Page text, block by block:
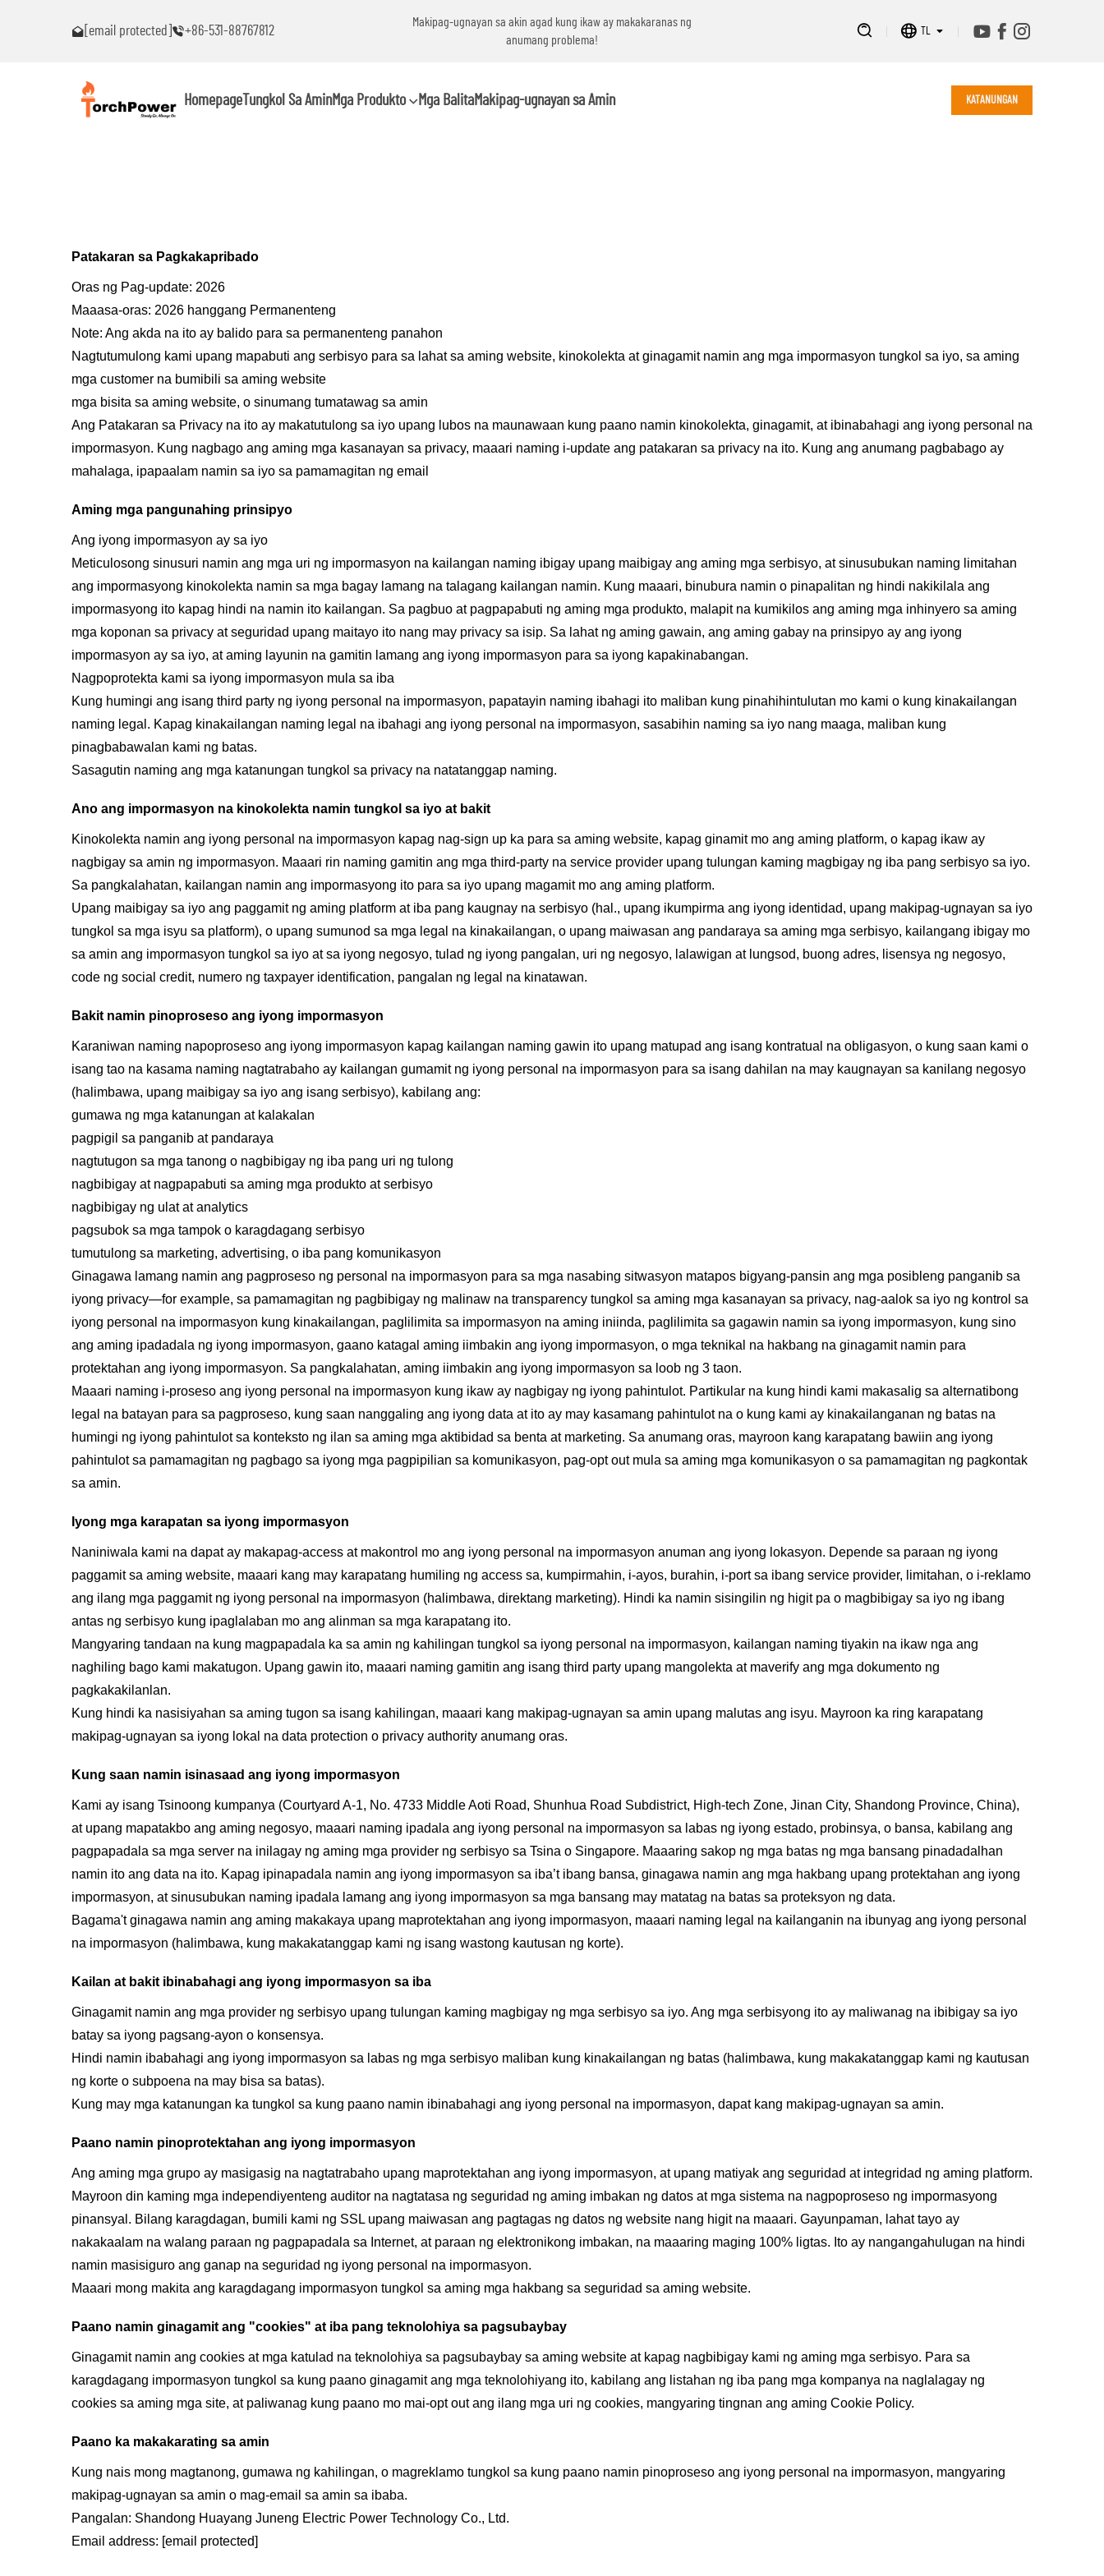
[email protected] +86-531-88767812
Makipag-ugnayan sa akin agad kung ikaw ay makakaranas ng
Makipag-ugnayan sa akin agad kung ikaw ay makakaranas ng
anumang problema!
TL
HomepageTungkol Sa AminMga Produkto Mga BalitaMakipag-ugnayan sa Amin KATANUNGAN
Patakaran sa Pagkakapribado
Oras ng Pag-update: 2026
Maaasa-oras: 2026 hanggang Permanenteng
Note: Ang akda na ito ay balido para sa permanenteng panahon
Nagtutumulong kami upang mapabuti ang serbisyo para sa lahat sa aming website, kinokolekta at ginagamit namin ang mga impormasyon tungkol sa iyo, sa aming
mga customer na bumibili sa aming website
mga bisita sa aming website, o sinumang tumatawag sa amin
Ang Patakaran sa Privacy na ito ay makatutulong sa iyo upang lubos na maunawaan kung paano namin kinokolekta, ginagamit, at ibinabahagi ang iyong personal na
impormasyon. Kung nagbago ang aming mga kasanayan sa privacy, maaari naming i-update ang patakaran sa privacy na ito. Kung ang anumang pagbabago ay
mahalaga, ipapaalam namin sa iyo sa pamamagitan ng email
Aming mga pangunahing prinsipyo
Ang iyong impormasyon ay sa iyo
Meticulosong sinusuri namin ang mga uri ng impormasyon na kailangan naming ibigay upang maibigay ang aming mga serbisyo, at sinusubukan naming limitahan
ang impormasyong kinokolekta namin sa mga bagay lamang na talagang kailangan namin. Kung maaari, binubura namin o pinapalitan ng hindi nakikilala ang
impormasyong ito kapag hindi na namin ito kailangan. Sa pagbuo at pagpapabuti ng aming mga produkto, malapit na kumikilos ang aming mga inhinyero sa aming
mga koponan sa privacy at seguridad upang maitayo ito nang may privacy sa isip. Sa lahat ng aming gawain, ang aming gabay na prinsipyo ay ang iyong
impormasyon ay sa iyo, at aming layunin na gamitin lamang ang iyong impormasyon para sa iyong kapakinabangan.
Nagpoprotekta kami sa iyong impormasyon mula sa iba
Kung humingi ang isang third party ng iyong personal na impormasyon, papatayin naming ibahagi ito maliban kung pinahihintulutan mo kami o kung kinakailangan
naming legal. Kapag kinakailangan naming legal na ibahagi ang iyong personal na impormasyon, sasabihin naming sa iyo nang maaga, maliban kung
pinagbabawalan kami ng batas.
Sasagutin naming ang mga katanungan tungkol sa privacy na natatanggap naming.
Ano ang impormasyon na kinokolekta namin tungkol sa iyo at bakit
Kinokolekta namin ang iyong personal na impormasyon kapag nag-sign up ka para sa aming website, kapag ginamit mo ang aming platform, o kapag ikaw ay
nagbigay sa amin ng impormasyon. Maaari rin naming gamitin ang mga third-party na service provider upang tulungan kaming magbigay ng iba pang serbisyo sa iyo.
Sa pangkalahatan, kailangan namin ang impormasyong ito para sa iyo upang magamit mo ang aming platform.
Upang maibigay sa iyo ang paggamit ng aming platform at iba pang kaugnay na serbisyo (hal., upang ikumpirma ang iyong identidad, upang makipag-ugnayan sa iyo
tungkol sa mga isyu sa platform), o upang sumunod sa mga legal na kinakailangan, o upang maiwasan ang pandaraya sa aming mga serbisyo, kailangang ibigay mo
sa amin ang impormasyon tungkol sa iyo at sa iyong negosyo, tulad ng iyong pangalan, uri ng negosyo, lalawigan at lungsod, buong adres, lisensya ng negosyo,
code ng social credit, numero ng taxpayer identification, pangalan ng legal na kinatawan.
Bakit namin pinoproseso ang iyong impormasyon
Karaniwan naming napoproseso ang iyong impormasyon kapag kailangan naming gawin ito upang matupad ang isang kontratual na obligasyon, o kung saan kami o
isang tao na kasama naming nagtatrabaho ay kailangan gumamit ng iyong personal na impormasyon para sa isang dahilan na may kaugnayan sa kanilang negosyo
(halimbawa, upang maibigay sa iyo ang isang serbisyo), kabilang ang:
gumawa ng mga katanungan at kalakalan
pagpigil sa panganib at pandaraya
nagtutugon sa mga tanong o nagbibigay ng iba pang uri ng tulong
nagbibigay at nagpapabuti sa aming mga produkto at serbisyo
nagbibigay ng ulat at analytics
pagsubok sa mga tampok o karagdagang serbisyo
tumutulong sa marketing, advertising, o iba pang komunikasyon
Ginagawa lamang namin ang pagproseso ng personal na impormasyon para sa mga nasabing sitwasyon matapos bigyang-pansin ang mga posibleng panganib sa
iyong privacy—for example, sa pamamagitan ng pagbibigay ng malinaw na transparency tungkol sa aming mga kasanayan sa privacy, nag-aalok sa iyo ng kontrol sa
iyong personal na impormasyon kung kinakailangan, paglilimita sa impormasyon na aming iniinda, paglilimita sa gagawin namin sa iyong impormasyon, kung sino
ang aming ipadadala ng iyong impormasyon, gaano katagal aming iimbakin ang iyong impormasyon, o mga teknikal na hakbang na ginagamit namin para
protektahan ang iyong impormasyon. Sa pangkalahatan, aming iimbakin ang iyong impormasyon sa loob ng 3 taon.
Maaari naming i-proseso ang iyong personal na impormasyon kung ikaw ay nagbigay ng iyong pahintulot. Partikular na kung hindi kami makasalig sa alternatibong
legal na batayan para sa pagproseso, kung saan nanggaling ang iyong data at ito ay may kasamang pahintulot na o kung kami ay kinakailanganan ng batas na
humingi ng iyong pahintulot sa konteksto ng ilan sa aming mga aktibidad sa benta at marketing. Sa anumang oras, mayroon kang karapatang bawiin ang iyong
pahintulot sa pamamagitan ng pagbago sa iyong mga pagpipilian sa komunikasyon, pag-opt out mula sa aming mga komunikasyon o sa pamamagitan ng pagkontak
sa amin.
Iyong mga karapatan sa iyong impormasyon
Naniniwala kami na dapat ay makapag-access at makontrol mo ang iyong personal na impormasyon anuman ang iyong lokasyon. Depende sa paraan ng iyong
paggamit sa aming website, maaari kang may karapatang humiling ng access sa, kumpirmahin, i-ayos, burahin, i-port sa ibang service provider, limitahan, o i-reklamo
ang ilang mga paggamit ng iyong personal na impormasyon (halimbawa, direktang marketing). Hindi ka namin sisingilin ng higit pa o magbibigay sa iyo ng ibang
antas ng serbisyo kung ipaglalaban mo ang alinman sa mga karapatang ito.
Mangyaring tandaan na kung magpapadala ka sa amin ng kahilingan tungkol sa iyong personal na impormasyon, kailangan naming tiyakin na ikaw nga ang
naghiling bago kami makatugon. Upang gawin ito, maaari naming gamitin ang isang third party upang mangolekta at maverify ang mga dokumento ng
pagkakakilanlan.
Kung hindi ka nasisiyahan sa aming tugon sa isang kahilingan, maaari kang makipag-ugnayan sa amin upang malutas ang isyu. Mayroon ka ring karapatang
makipag-ugnayan sa iyong lokal na data protection o privacy authority anumang oras.
Kung saan namin isinasaad ang iyong impormasyon
Kami ay isang Tsinoong kumpanya (Courtyard A-1, No. 4733 Middle Aoti Road, Shunhua Road Subdistrict, High-tech Zone, Jinan City, Shandong Province, China),
at upang mapatakbo ang aming negosyo, maaari naming ipadala ang iyong personal na impormasyon sa labas ng iyong estado, probinsya, o bansa, kabilang ang
pagpapadala sa mga server na inilagay ng aming mga provider ng serbisyo sa Tsina o Singapore. Maaaring sakop ng mga batas ng mga bansang pinadadalhan
namin ito ang data na ito. Kapag ipinapadala namin ang iyong impormasyon sa iba’t ibang bansa, ginagawa namin ang mga hakbang upang protektahan ang iyong
impormasyon, at sinusubukan naming ipadala lamang ang iyong impormasyon sa mga bansang may matatag na batas sa proteksyon ng data.
Bagama't ginagawa namin ang aming makakaya upang maprotektahan ang iyong impormasyon, maaari naming legal na kailanganin na ibunyag ang iyong personal
na impormasyon (halimbawa, kung makakatanggap kami ng isang wastong kautusan ng korte).
Kailan at bakit ibinabahagi ang iyong impormasyon sa iba
Ginagamit namin ang mga provider ng serbisyo upang tulungan kaming magbigay ng mga serbisyo sa iyo. Ang mga serbisyong ito ay maliwanag na ibibigay sa iyo
batay sa iyong pagsang-ayon o konsensya.
Hindi namin ibabahagi ang iyong impormasyon sa labas ng mga serbisyo maliban kung kinakailangan ng batas (halimbawa, kung makakatanggap kami ng kautusan
ng korte o subpoena na may bisa sa batas).
Kung may mga katanungan ka tungkol sa kung paano namin ibinabahagi ang iyong personal na impormasyon, dapat kang makipag-ugnayan sa amin.
Paano namin pinoprotektahan ang iyong impormasyon
Ang aming mga grupo ay masigasig na nagtatrabaho upang maprotektahan ang iyong impormasyon, at upang matiyak ang seguridad at integridad ng aming platform.
Mayroon din kaming mga independiyenteng auditor na nagtatasa ng seguridad ng aming imbakan ng datos at mga sistema na nagpoproseso ng impormasyong
pinansyal. Bilang karagdagan, bumili kami ng SSL upang maiwasan ang pagtagas ng datos ng website nang higit na maaari. Gayunpaman, lahat tayo ay
nakakaalam na walang paraan ng pagpapadala sa Internet, at paraan ng elektronikong imbakan, na maaaring maging 100% ligtas. Ito ay nangangahulugan na hindi
namin masisiguro ang ganap na seguridad ng iyong personal na impormasyon.
Maaari mong makita ang karagdagang impormasyon tungkol sa aming mga hakbang sa seguridad sa aming website.
Paano namin ginagamit ang "cookies" at iba pang teknolohiya sa pagsubaybay
Ginagamit namin ang cookies at mga katulad na teknolohiya sa pagsubaybay sa aming website at kapag nagbibigay kami ng aming mga serbisyo. Para sa
karagdagang impormasyon tungkol sa kung paano ginagamit ang mga teknolohiyang ito, kabilang ang listahan ng iba pang mga kompanya na naglalagay ng
cookies sa aming mga site, at paliwanag kung paano mo mai-opt out ang ilang mga uri ng cookies, mangyaring tingnan ang aming Cookie Policy.
Paano ka makakarating sa amin
Kung nais mong magtanong, gumawa ng kahilingan, o magreklamo tungkol sa kung paano namin pinoproseso ang iyong personal na impormasyon, mangyaring
makipag-ugnayan sa amin o mag-email sa amin sa ibaba.
Pangalan: Shandong Huayang Juneng Electric Power Technology Co., Ltd.
Email address: [email protected]